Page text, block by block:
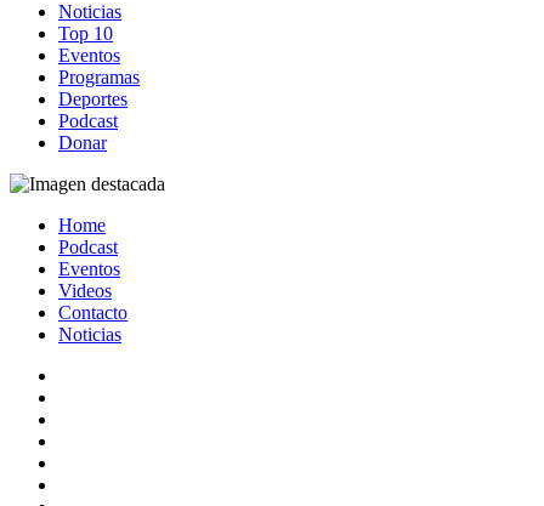
Noticias
Top 10
Eventos
Programas
Deportes
Podcast
Donar
Home
Podcast
Eventos
Videos
Contacto
Noticias